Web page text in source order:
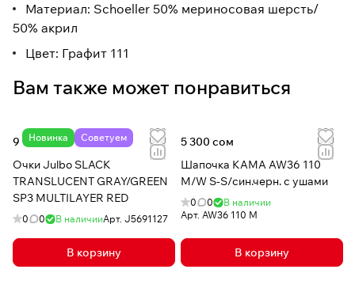
Материал: Schoeller 50% мериносовая шерсть/
50% акрил
Цвет: Графит 111
Вам также может понравиться
Новинка Советуем
9 090 сом
Очки Julbo SLACK
TRANSLUCENT GRAY/GREEN
SP3 MULTILAYER RED
0 0 В наличииАрт. J5691127
В корзину
5 300 сом
Шапочка КАМА AW36 110
М/W S-S/син.черн. с ушами
0 0
В наличии
Арт. AW36 110 М
В корзину